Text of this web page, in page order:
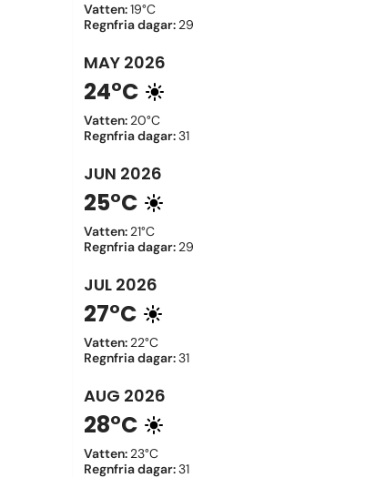
Vatten:19°C
Regnfria dagar: 29
MAY 2026
24°C
Vatten: 20°C
Regnfria dagar:31
JUN 2026
25°C
Vatten: 21°C
Regnfria dagar: 29
JUL 2026
27°C
Vatten: 22°C
Regnfria dagar:31
AUG 2026
28°C
Vatten: 23°C
Regnfria dagar:31